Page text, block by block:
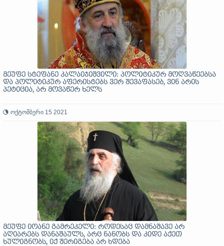
მეუფე სტეფანე კალაიჯიშვილი: პოლიტიკურ მოღვაწეებსა
და პოლიტიკურ აფერისტებს ვერ შევაფასებ, ვინ არის
პეტიცია, არ მოვაწერ ხელს
ოქტომბერი 15 2021
მეუფე იოანე გამრეკელი: როდესაც დამნაშავე არ
აღიარებს დანაშაულს, არც ნანობს და კიდე აქეთ
ხულიგნობს, იქ შერიგება არ ხდება